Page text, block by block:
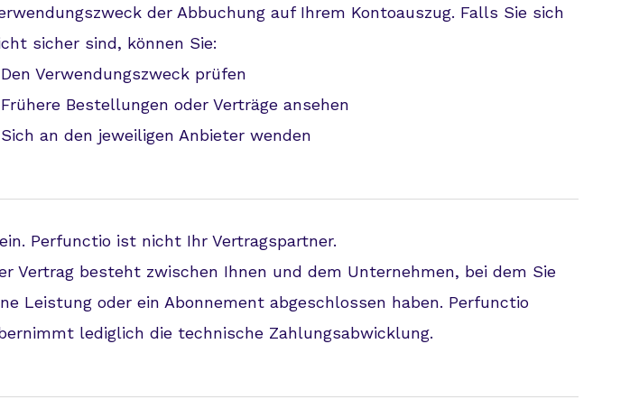
der Abbuchung auf Ihrem Kontoauszug. Falls Sie sich
sicher sind, können Sie:
Den Verwendungszweck prüfen
Frühere Bestellungen oder Verträge ansehen
Sich an den jeweiligen Anbieter wenden
Perfunctio ist nicht Ihr Vertragspartner.
Vertrag besteht zwischen Ihnen und dem Unternehmen, bei dem Sie
Leistung oder ein Abonnement abgeschlossen haben. Perfunctio
lediglich die technische Zahlungsabwicklung.